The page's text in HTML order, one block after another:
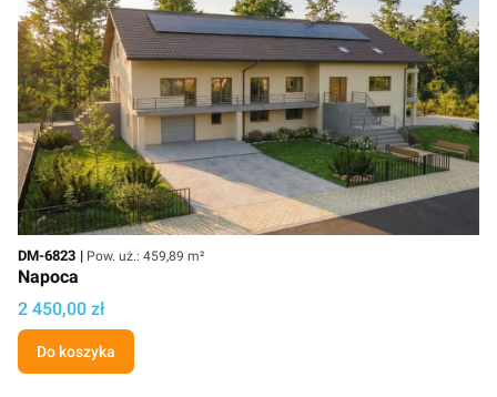
Kod
DM-6823 Powierzchnia użytkowa
Pow. uż.: 459,89 m²
Napoca
Cena projektu
2 450,00 zł
Do koszyka